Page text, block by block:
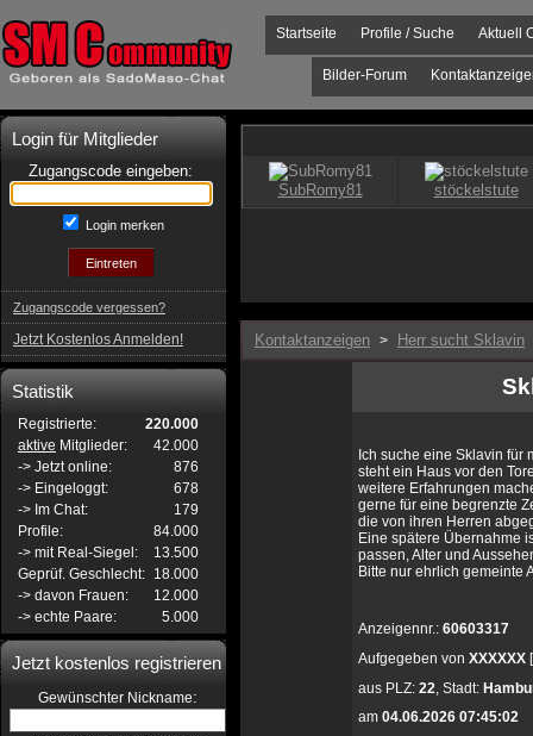
Aktuell
Profile / Suche
Startseite
Bilder-Forum
Login für Mitglieder
Zugangscode eingeben:
Login merken
Zugangscode vergessen?
Jetzt Kostenlos Anmelden!
Statistik
Registrierte:
220.000
aktive Mitglieder:
42.000
-> Jetzt online:
876
-> Eingeloggt:
678
-> Im Chat:
179
Profile:
84.000
-> mit Real-Siegel:
13.500
Geprüf. Geschlecht: 18.000
-> davon Frauen:
12.000
-> echte Paare:
5.000
Jetzt kostenlos registrieren
Gewünschter Nickname:
Kontaktanzeigen > Herr sucht Sklavin
Ich suche eine Sklavin
steht ein Haus vor den
weitere Erfahrungen
gerne für eine begrenzte
die von ihren Herren
Eine spätere Übernahme
passen, Alter und
Bitte nur ehrlich gemeinte
Anzeigennr.: 60603317
Aufgegeben von XXXXXX
aus PLZ: 22, Stadt:
am 04.06.2026 07:45:02